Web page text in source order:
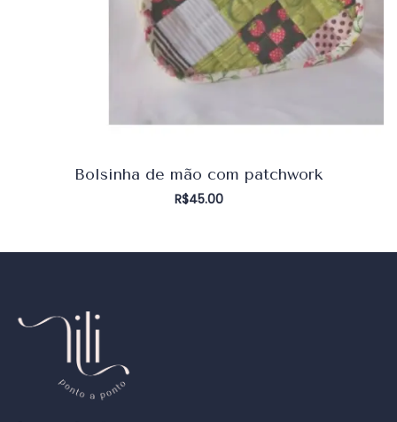
Bolsinha de mão com patchwork
R$45.00